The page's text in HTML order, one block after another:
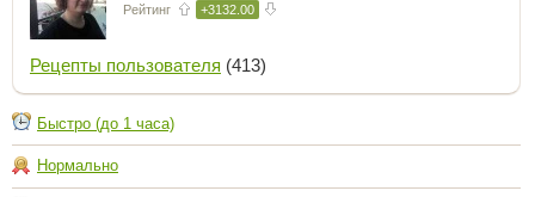
Рейтинг +3132.00
Рецепты пользователя (413)
Быстро (до 1 часа)
Нормально